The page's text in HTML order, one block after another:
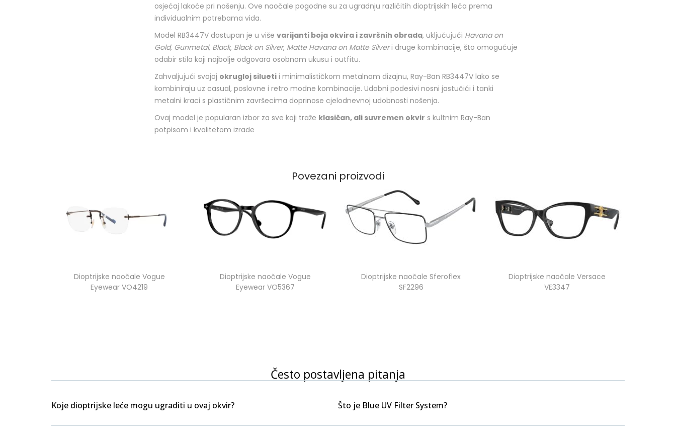
osjećaj lakoće pri nošenju. Ove naočale pogodne su za ugradnju različitih dioptrijskih leća prema
individualnim potrebama vida.
Model RB3447V dostupan je u više varijanti boja okvira i završnih obrada, uključujući Havana on
Gold, Gunmetal, Black, Black on Silver, Matte Havana on Matte Silveri druge kombinacije, što omogućuje
odabir stila koji najbolje odgovara osobnom ukusu i outfitu.
Zahvaljujući svojoj okrugloj silueti i minimalističkom metalnom dizajnu, Ray-Ban RB3447V lako se
kombiniraju uz casual, poslovne i retro modne kombinacije. Udobni podesivi nosni jastučići i tanki
metalni kraci s plastičnim završecima doprinose cjelodnevnoj udobnosti nošenja.
Ovaj model je popularan izbor za sve koji traže klasičan, ali suvremen okvir s kultnim Ray-Ban
potpisom i kvalitetom izrade
Povezani proizvodi
Dioptrijske naočale Vogue
Eyewear VO4219
Dioptrijske naočale Vogue
Eyewear VO5367
Dioptrijske naočale Sferoflex
SF2296
Dioptrijske naočale Versace
VE3347
Često postavljena pitanja
Koje dioptrijske leće mogu ugraditi u ovaj okvir? Što je Blue UV Filter System?